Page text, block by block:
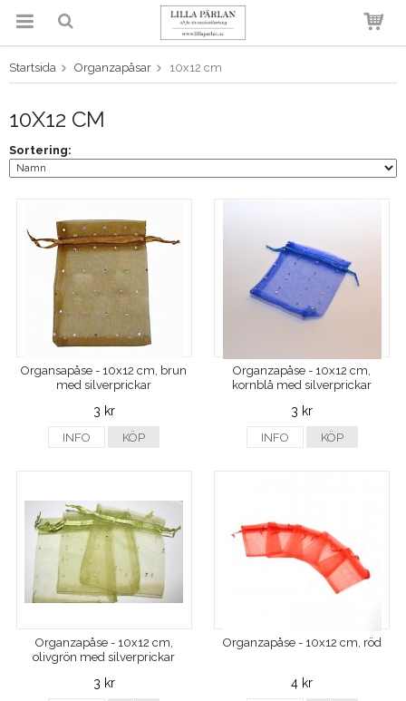
Produkten har blivit tillagd i
varukorgen
Startsida Organzapåsar 10x12 cm
10X12 CM
Sortering:
Organsapåse - 10x12 cm, brun
med silverprickar
3 kr
INFO KÖP
Organzapåse - 10x12 cm,
kornblå med silverprickar
3 kr
INFO KÖP
Organzapåse - 10x12 cm,
olivgrön med silverprickar
3 kr
Organzapåse - 10x12 cm, röd
4 kr